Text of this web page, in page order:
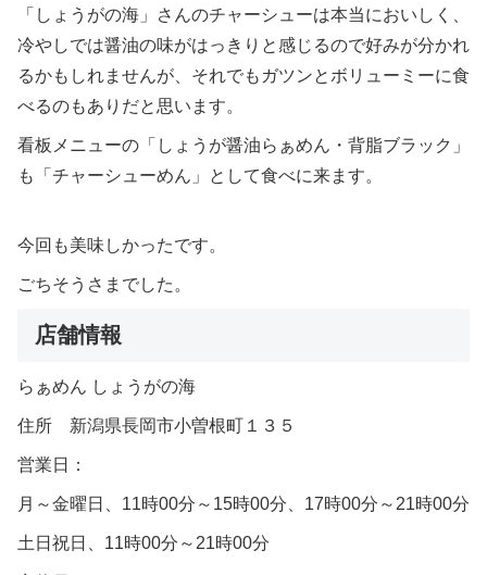
「しょうがの海」さんのチャーシューは本当においしく、
冷やしでは醤油の味がはっきりと感じるので好みが分かれ
るかもしれませんが、それでもガツンとボリューミーに食
べるのもありだと思います。
看板メニューの「しょうが醤油らぁめん・背脂ブラック」
も「チャーシューめん」として食べに来ます。
今回も美味しかったです。
ごちそうさまでした。
店舗情報
らぁめん しょうがの海
住所 新潟県長岡市小曽根町１３５
営業日：
月～金曜日、11時00分～15時00分、17時00分～21時00分
土日祝日、11時00分～21時00分